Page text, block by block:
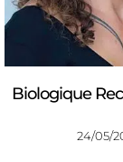
Biologique
24/05/